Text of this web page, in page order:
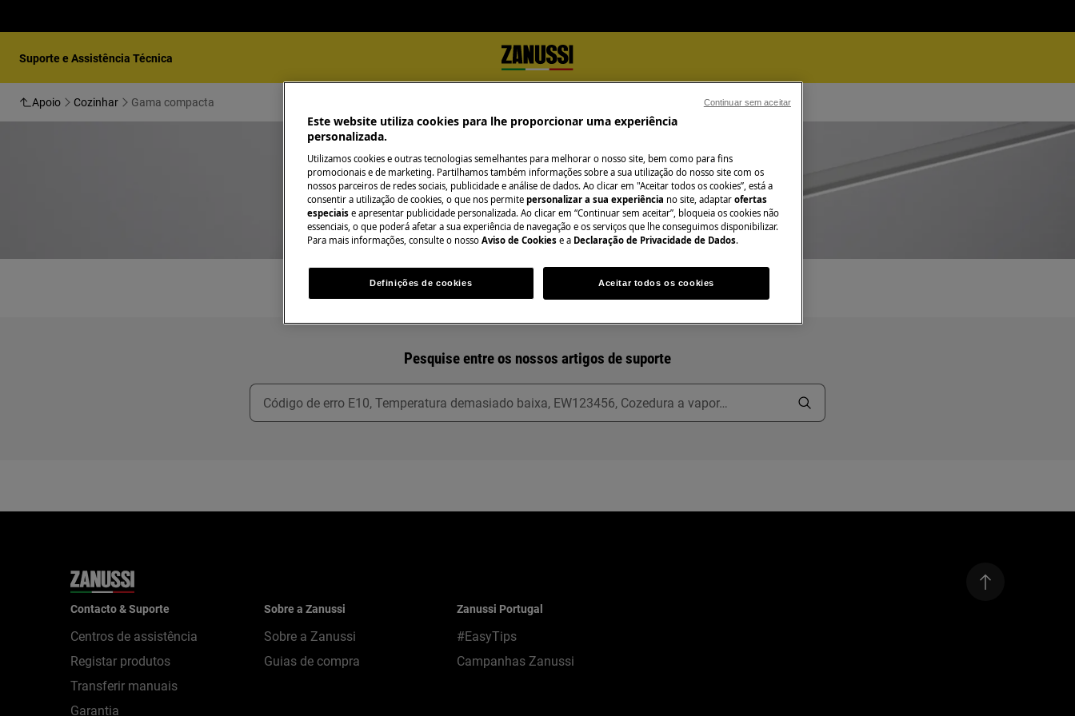
Suporte e Assistência Técnica
Apoio Cozinhar Gama compacta
Apoio a Gama compacta
Pesquise entre os nossos artigos de suporte
Contacto & Suporte
Centros de assistência
Registar produtos
Transferir manuais
Garantia
Sobre a Zanussi
Sobre a Zanussi
Guias de compra
Zanussi Portugal
#EasyTips
Campanhas Zanussi
Este website utiliza cookies para lhe proporcionar uma experiência
personalizada.
Utilizamos cookies e outras tecnologias semelhantes para melhorar o nosso site, bem como para fins
promocionais e de marketing. Partilhamos também informações sobre a sua utilização do nosso site com os
nossos parceiros de redes sociais, publicidade e análise de dados. Ao clicar em "Aceitar todos os cookies”, está a
consentir a utilização de cookies, o que nos permite personalizar a sua experiência no site, adaptar ofertas
especiais e apresentar publicidade personalizada. Ao clicar em “Continuar sem aceitar”, bloqueia os cookies não
essenciais, o que poderá afetar a sua experiência de navegação e os serviços que lhe conseguimos disponibilizar.
Para mais informações, consulte o nosso Aviso de Cookies e a Declaração de Privacidade de Dados.
Definições de cookies Aceitar todos os cookies
Continuar sem aceitar